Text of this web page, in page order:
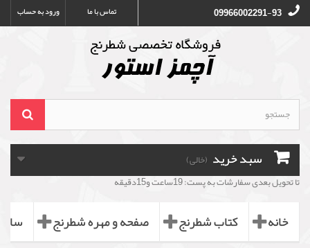
ورود به حساب تماس با ما 09966002291-93
سبد خرید (خالی)
تا تحویل بعدی سفارشات به پست: 19ساعت و15دقیقه
خانه کتاب شطرنج صفحه و مهره شطرنج